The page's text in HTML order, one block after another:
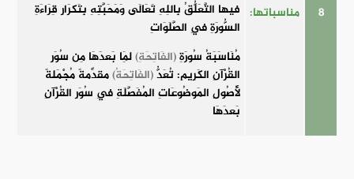
8 مناسباتها: فيها التَّعَلُّقُ بِاللِهِ تَعَالَى وَمَحَبَّتِهِ بِتَكرَارِ قِرَاءَةِ
السُّورَةِ فِي الصَّلَوَاتِ
مُنَاسَبَةُ سُورَةِ(الفَاتِحَةِ)لِمَا بَعدَهَا مِن سُوَرِ
القُرْآنِ الكَرِيمِ: تُعَدُّ(الفَاتِحَةُ)مقدِّمةً مُجْمَلةً
لأُصُولِ المَوضُوعَاتِ المُفَصَّلَةِ فِي سُوَرِ القُرْآنِ
بَعدَهَا